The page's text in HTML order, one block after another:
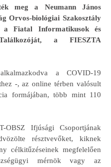
meg a Neumann János
Orvos-biológiai Szakosztály
Fiatal Informatikusok és
a FIESZTA
a COVID-19
-, az online térben valósult
formájában, több mint 110
OBSZ Ifjúsági Csoportjának
résztvevőket, kiknek
célkitűzéseinek megfelelően
mérnök vagy az